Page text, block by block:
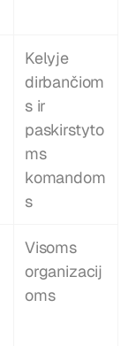
Kelyje
dirbančiom
s ir
paskirstyto
ms
komandom
s
Visoms
organizacij
oms